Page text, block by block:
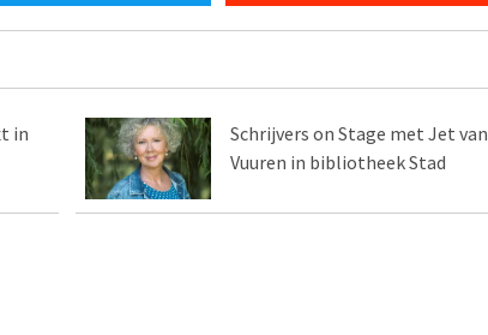
in
Schrijvers on Stage met Jet van
Vuuren in bibliotheek Stad